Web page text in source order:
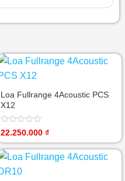
Loa Fullrange 4Acoustic PCS
X12
Được
hạng
0
sao
22.250.000 ₫